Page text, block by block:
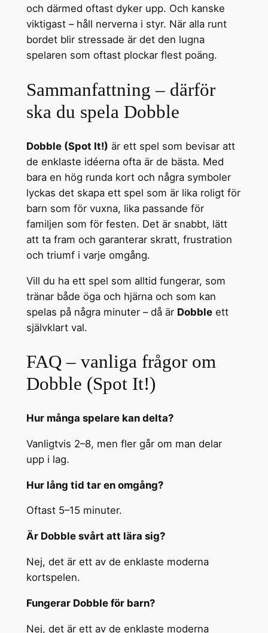
och därmed oftast dyker upp. Och kanske
viktigast – håll nerverna i styr. När alla runt
bordet blir stressade är det den lugna
spelaren som oftast plockar flest poäng.
Sammanfattning – därför
ska du spela Dobble
Dobble (Spot It!) är ett spel som bevisar att
de enklaste idéerna ofta är de bästa. Med
bara en hög runda kort och några symboler
lyckas det skapa ett spel som är lika roligt för
barn som för vuxna, lika passande för
familjen som för festen. Det är snabbt, lätt
att ta fram och garanterar skratt, frustration
och triumf i varje omgång.
Vill du ha ett spel som alltid fungerar, som
tränar både öga och hjärna och som kan
spelas på några minuter – då är Dobbleett
självklart val.
FAQ – vanliga frågor om
Dobble (Spot It!)
Hur många spelare kan delta?
Vanligtvis 2–8, men fler går om man delar
upp i lag.
Hur lång tid tar en omgång?
Oftast 5–15 minuter.
Är Dobble svårt att lära sig?
Nej, det är ett av de enklaste moderna
kortspelen.
Fungerar Dobble för barn?
Nej, det är ett av de enklaste moderna